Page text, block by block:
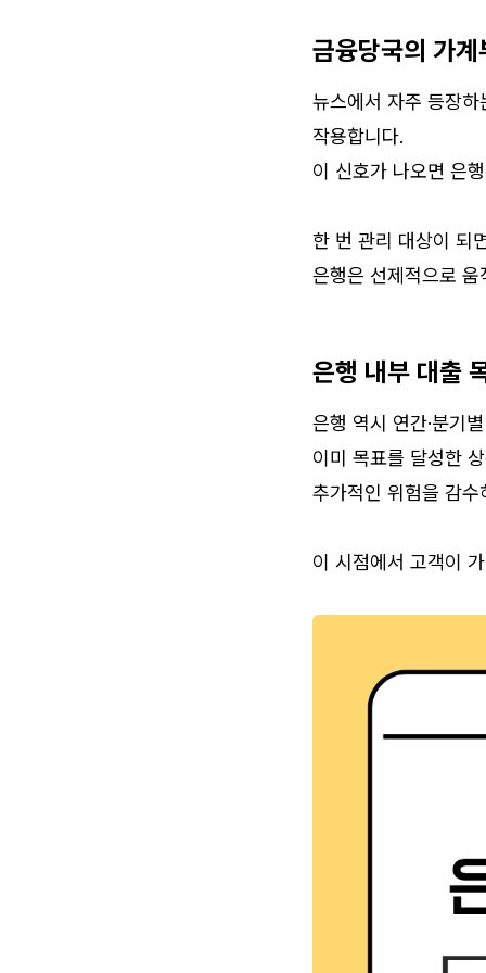
금융당국의 가
뉴스에서 자주 등장하
작용합니다.
이 신호가 나오면 은
한 번 관리 대상이 되
은행은 선제적으로
은행 내부 대출
은행 역시 연간·분기
이미 목표를 달성한
추가적인 위험을 감
이 시점에서 고객이